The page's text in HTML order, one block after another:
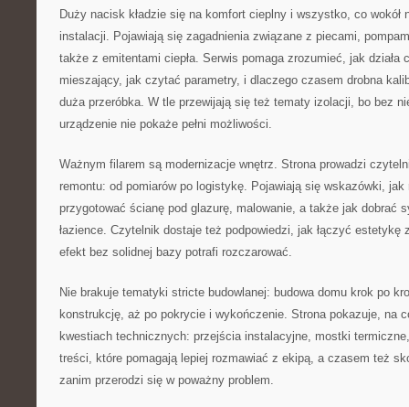
Duży nacisk kładzie się na komfort cieplny i wszystko, co wokół
instalacji. Pojawiają się zagadnienia związane z piecami,
także z emitentami ciepła. Serwis pomaga zrozumieć, jak działa
mieszający, jak czytać parametry, i dlaczego czasem drobna
duża przeróbka. W tle przewijają się też tematy izolacji, bo bez
urządzenie nie pokaże pełni możliwości.
Ważnym filarem są modernizacje wnętrz. Strona prowadzi
remontu: od pomiarów po logistykę. Pojawiają się wskazówki,
przygotować ścianę pod glazurę, malowanie, a także jak dobrać
łazience. Czytelnik dostaje też podpowiedzi, jak łączyć estetykę
efekt bez solidnej bazy potrafi rozczarować.
Nie brakuje tematyki stricte budowlanej: budowa domu krok po
konstrukcję, aż po pokrycie i wykończenie. Strona pokazuje, na
kwestiach technicznych: przejścia instalacyjne, mostki
treści, które pomagają lepiej rozmawiać z ekipą, a czasem też
zanim przerodzi się w poważny problem.